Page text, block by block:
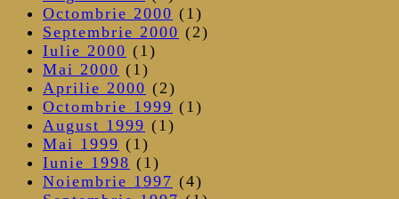
Octombrie 2000 (1)
Septembrie 2000 (2)
Iulie 2000 (1)
Mai 2000 (1)
Aprilie 2000 (2)
Octombrie 1999 (1)
August 1999 (1)
Mai 1999 (1)
Iunie 1998 (1)
Noiembrie 1997 (4)